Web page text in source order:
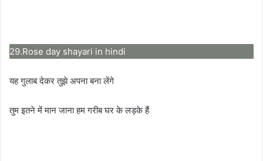
29.Rose day shayari in hindi
यह गुलाब देकर तुझे अपना बना लेंगे
तुम इतने में मान जाना हम गरीब घर के लड़के हैं